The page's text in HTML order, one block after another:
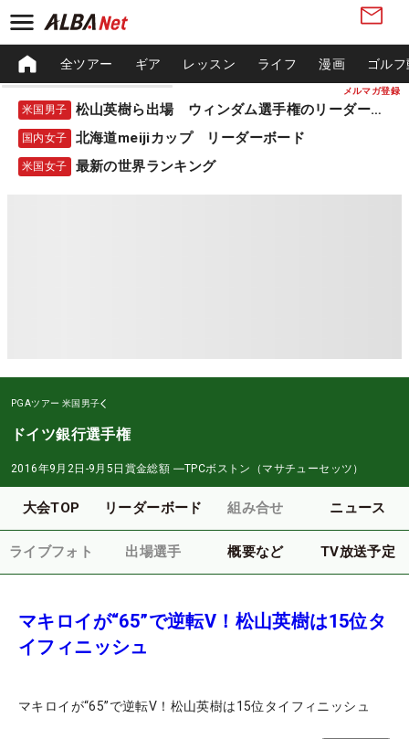
メルマガ登録
全ツアー ギア レッスン ライフ 漫画 ゴル
米国男子 松山英樹ら出場 ウィンダム選手権のリーダーボード
国内女子 北海道meijiカップ リーダーボード
米国女子 最新の世界ランキング
PGAツアー 米国男子
ドイツ銀行選手権
2016年9月2日-9月5日 賞金総額 ―TPCボストン（マサチューセッツ）
大会TOP リーダーボード 組み合せ ニュース
ライブフォト 出場選手 概要など TV放送予定
マキロイが“65”で逆転V！松山英樹は15位タ
イフィニッシュ
マキロイが“65”で逆転V！松山英樹は15位タイフィニッシュ